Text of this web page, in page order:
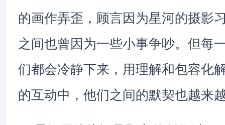
的画作弄歪，顾言因为星河的摄影
之间也曾因为一些小事争吵。但每
们都会冷静下来，用理解和包容化
的互动中，他们之间的默契也越来